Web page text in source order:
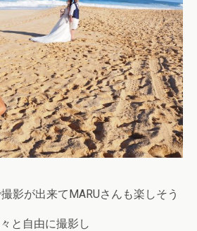
影が出来てMARUさんも楽しそう
と自由に撮影し